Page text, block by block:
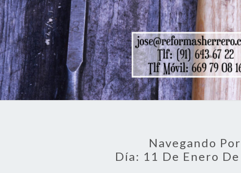
Navegando Por
Día: 11 De Enero